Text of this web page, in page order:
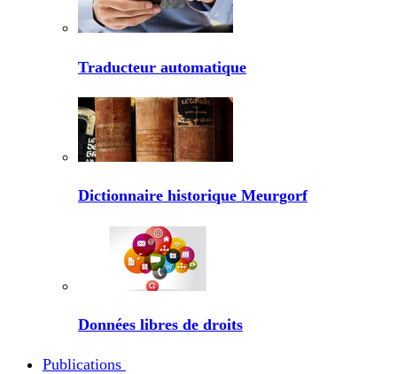
Traducteur automatique
Dictionnaire historique Meurgorf
Données libres de droits
Publications